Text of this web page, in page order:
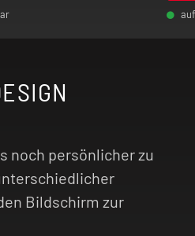
und Komfort in einem
noch persönlicher zu
Bildschirm zur